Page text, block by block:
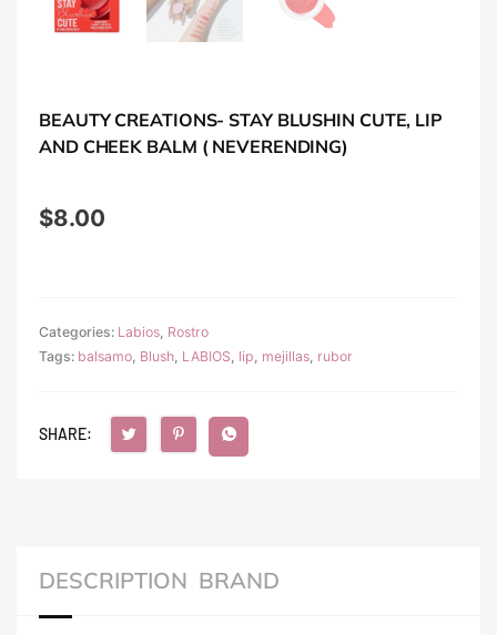
BEAUTY CREATIONS- STAY BLUSHIN CUTE, LIP
AND CHEEK BALM ( NEVERENDING)
$8.00
Categories: Labios Rostro
Tags: balsamo Blush LABIOS lip mejillas rubor
SHARE:
DESCRIPTION BRAND